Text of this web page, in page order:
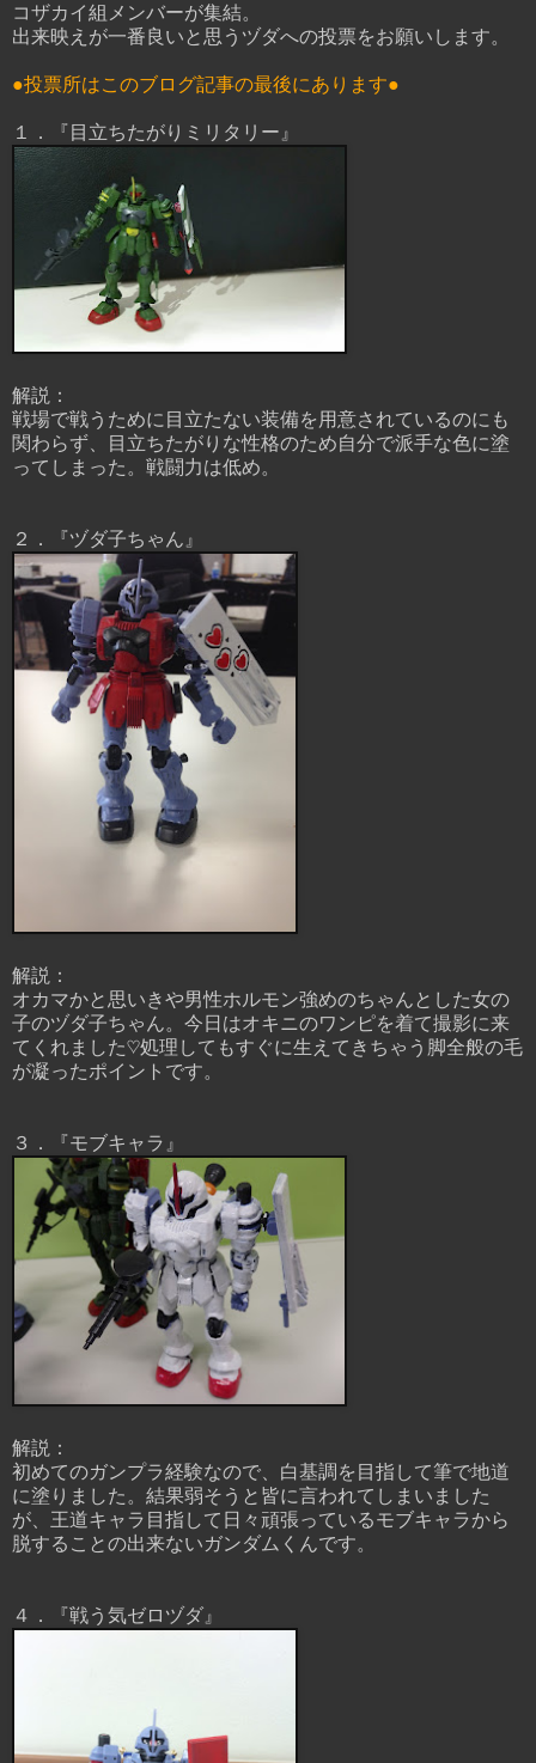
コザカイ組メンバーが集結。
出来映えが一番良いと思うヅダへの投票をお願いします。
●投票所はこのブログ記事の最後にあります●
１．『目立ちたがりミリタリー』
解説：
戦場で戦うために目立たない装備を用意されているのにも
関わらず、目立ちたがりな性格のため自分で派手な色に塗
ってしまった。戦闘力は低め。
２．『ヅダ子ちゃん』
解説：
オカマかと思いきや男性ホルモン強めのちゃんとした女の
子のヅダ子ちゃん。今日はオキニのワンピを着て撮影に来
てくれました♡処理してもすぐに生えてきちゃう脚全般の毛
が凝ったポイントです。
３．『モブキャラ』
解説：
初めてのガンプラ経験なので、白基調を目指して筆で地道
に塗りました。結果弱そうと皆に言われてしまいました
が、王道キャラ目指して日々頑張っているモブキャラから
脱することの出来ないガンダムくんです。
４．『戦う気ゼロヅダ』